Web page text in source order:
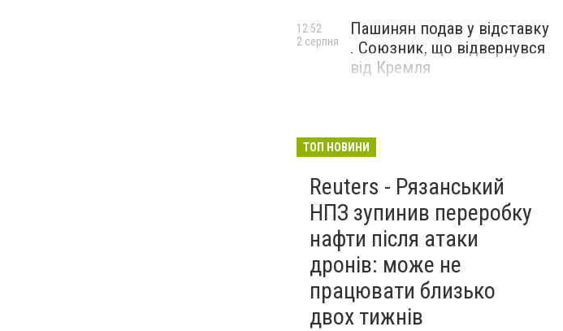
Пашинян подав у відставку
. Союзник, що відвернувся
від Кремля
12:52
2 серпня
ТОП НОВИНИ
Reuters - Рязанський
НПЗ зупинив переробку
нафти після атаки
дронів: може не
працювати близько
двох тижнів